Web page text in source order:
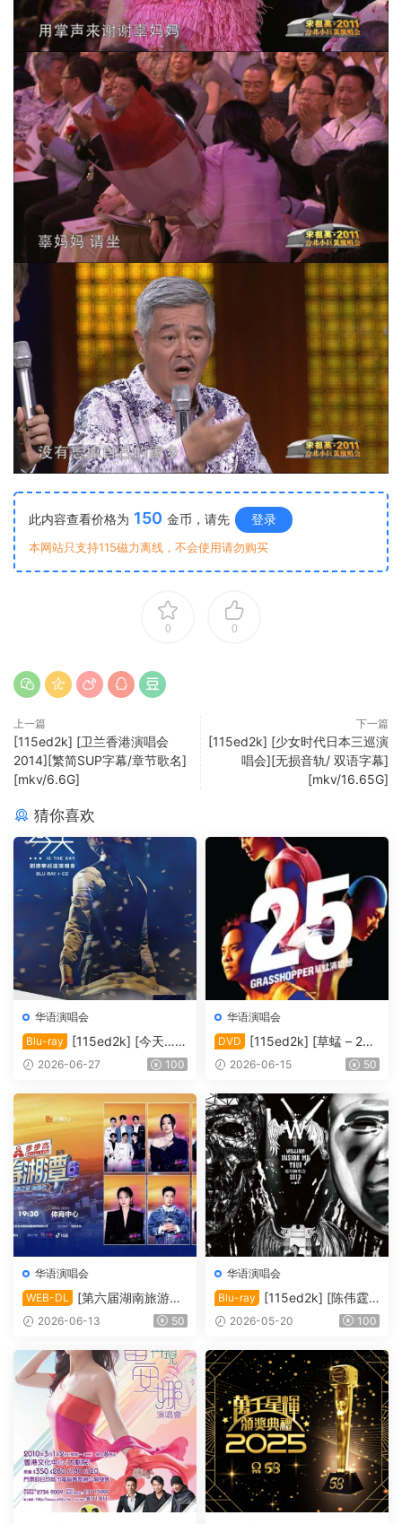
此内容查看价格为 150 金币，请先 登录
本网站只支持115磁力离线，不会使用请勿购买
0 0
上一篇
[115ed2k] [卫兰香港演唱会
2014][繁简SUP字幕/章节歌名]
[mkv/6.6G]
下一篇
[115ed2k] [少女时代日本三巡演
唱会][无损音轨/ 双语字幕]
[mkv/16.65G]
猜你喜欢
华语演唱会
Blu-ray
[115ed2k] [今天…is
the Day 刘德华巡回演唱会]
MA5.1][ISO/42.00 GiB]
2026-06-27 100
华语演唱会
DVD
[115ed2k] [草蜢 – 25
周年演唱会2010 Karaoke][IS
2026-06-15 50
华语演唱会
WEB-DL
[第六届湖南旅游发
展大会·青春湘潭演唱会][108
HBO][TS/20.33 GiB]
2026-06-13 50
华语演唱会
Blu-ray
[115ed2k] [陈伟霆“I
nside Me”巡回演唱会][Blura
1][ISO/63.91 GiB]
2026-05-20 100